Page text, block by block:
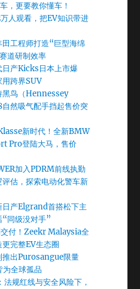
，更要教你懂车！
人观看，把EV知识带进
工程师打造“巨型海绵
道研制效率
日产Kicks日本上市爆
用跨界SUV
黑鸟（Hennessey
然吸气配手挡起售价突
新时代！全新BMW
Pro登陆大马，售价
加入PDRM前线执勤
估，探索电动化警车新
日产Elgrand首搭松下主
“同级没对手”
付！Zeekr Malaysia全
完整EV生态圈
推出Purosangue限量
为全球孤品
规红线与安全风险下，